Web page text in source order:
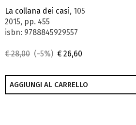
La collana dei casi, 105
2015, pp. 455
isbn: 9788845929557
€ 28,00 (-5%) € 26,60
AGGIUNGI AL CARRELLO